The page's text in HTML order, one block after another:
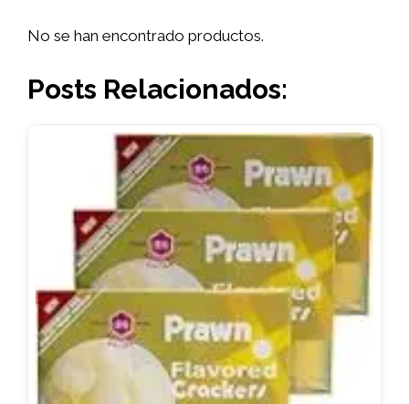
No se han encontrado productos.
Posts Relacionados: